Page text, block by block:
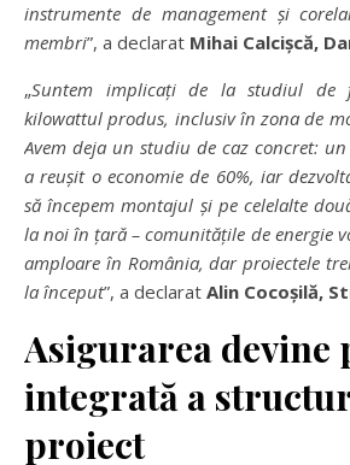
instrumente de management și
membri”, a declarat Mihai Calcișcă,
„Suntem implicați de la studiul de
kilowattul produs, inclusivîn zona de
Avem deja un studiu de caz concret:
a reușit o economie de 60%, iar
să începem montajul și pe celelalte dou
la noiînțară –comunitățile de energie
amploare în România, dar proiectele
la început”, a declarat Alin Cocoșilă,
Asigurarea devine
integrată a
proiect